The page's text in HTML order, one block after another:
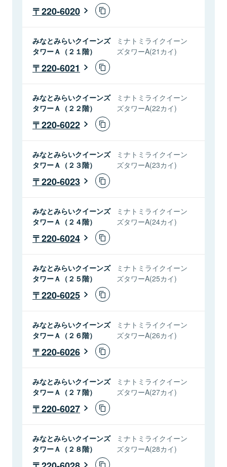
220-6020
みなとみらいクイーンズ
タワーＡ（２１階）
ミナトミライクイーン
ズタワーA(21カイ)
220-6021
みなとみらいクイーンズ
タワーＡ（２２階）
ミナトミライクイーン
ズタワーA(22カイ)
220-6022
みなとみらいクイーンズ
タワーＡ（２３階）
ミナトミライクイーン
ズタワーA(23カイ)
220-6023
みなとみらいクイーンズ
タワーＡ（２４階）
ミナトミライクイーン
ズタワーA(24カイ)
220-6024
みなとみらいクイーンズ
タワーＡ（２５階）
ミナトミライクイーン
ズタワーA(25カイ)
220-6025
みなとみらいクイーンズ
タワーＡ（２６階）
ミナトミライクイーン
ズタワーA(26カイ)
220-6026
みなとみらいクイーンズ
タワーＡ（２７階）
ミナトミライクイーン
ズタワーA(27カイ)
220-6027
みなとみらいクイーンズ
タワーＡ（２８階）
ミナトミライクイーン
ズタワーA(28カイ)